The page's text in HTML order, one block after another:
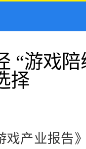
“游戏
择
戏产业报告